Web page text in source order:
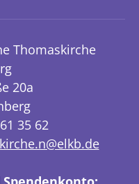
Thomaskirche
20a
35 62